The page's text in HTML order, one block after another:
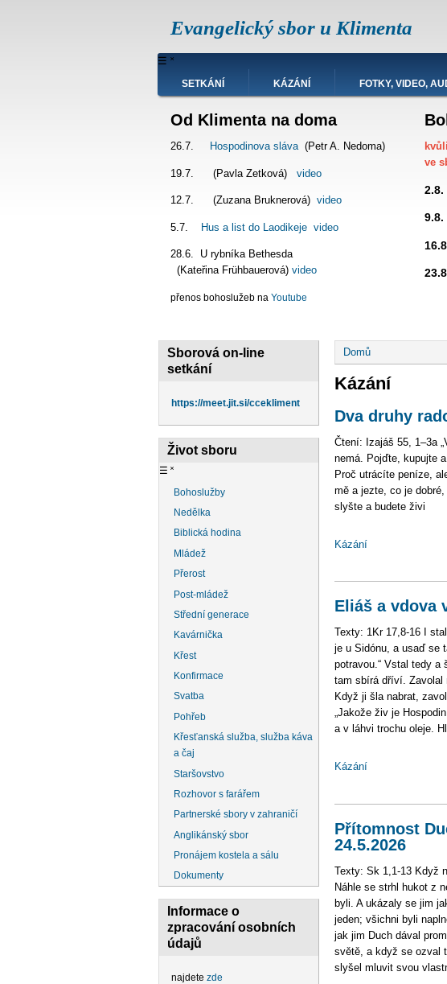
Evangelický sbor u Klimenta
Hlavní
navigace
☰ ˟
SETKÁNÍ KÁZÁNÍ FOTKY, VIDEO,
Od Klimenta na doma
26.7. Hospodinova sláva(Petr A. Nedoma)
19.7. (Pavla Zetková) video
12.7. (Zuzana Bruknerová) video
5.7. Hus a list do Laodikeje video
28.6. U rybníka Bethesda
(Kateřina Frühbauerová) video
přenos bohoslužeb na Youtube
ve
Drobečková
navigace
Domů
Kázání
Dva druhy
Čtení: Izajáš 55, 1–3a
nemá. Pojďte, kupujte
Proč utrácíte peníze,
mě a jezte, co je
slyšte a budete živi
Kázání
Eliáš a vdova
Texty: 1Kr 17,8-16 I
je u Sidónu, a usaď se
potravou.“ Vstal tedy a
tam sbírá dříví. Zavolal
Když ji šla nabrat,
„Jakože živ je
a v láhvi trochu oleje.
Kázání
Přítomnost
24.5.2026
Texty: Sk 1,1-13 Když
Náhle se strhl hukot z
byli. A ukázaly se jim
jeden; všichni byli
jak jim Duch dával
světě, a když se ozval
slyšel mluvit svou
Sborová on-line
setkání
https://meet.jit.si/ccekliment
Život sboru
☰ ˟
Bohoslužby
Nedělka
Biblická hodina
Mládež
Přerost
Post-mládež
Střední generace
Kavárnička
Křest
Konfirmace
Svatba
Pohřeb
Křesťanská služba, služba káva
a čaj
Staršovstvo
Rozhovor s farářem
Partnerské sbory v zahraničí
Anglikánský sbor
Pronájem kostela a sálu
Dokumenty
Informace o
zpracování osobních
údajů
najdete zde